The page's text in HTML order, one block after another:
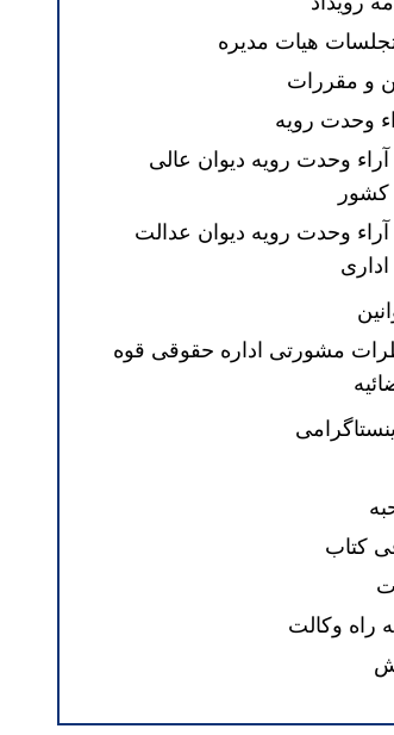
هیات مدیره
و مقررات
وحدت رویه
آراء وحدت رویه دیوان عالی
کشور
آراء وحدت رویه دیوان عدالت
اداری
مشورتی اداره حقوقی قوه
کتاب
راه وکالت